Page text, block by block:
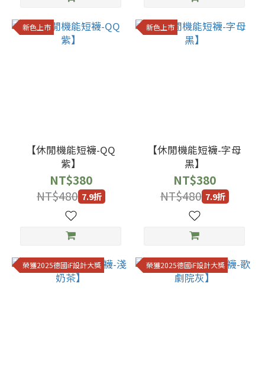
新色上市
【休閒機能短襪-QQ
紫】
NT$380
NT$480 7.9折
新色上市
【休閒機能短襪-字母
黑】
NT$380
NT$480 7.9折
榮獲2025德國iF設計大獎 榮獲2025德國iF設計大獎